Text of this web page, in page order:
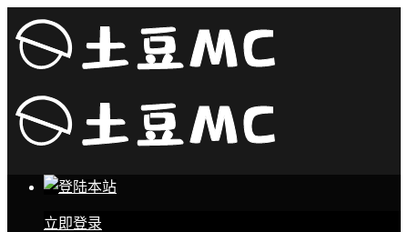
立即登录